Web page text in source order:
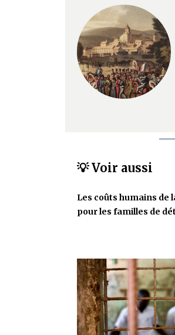
💡 Voir aussi
Les coûts humains de
pour les familles de